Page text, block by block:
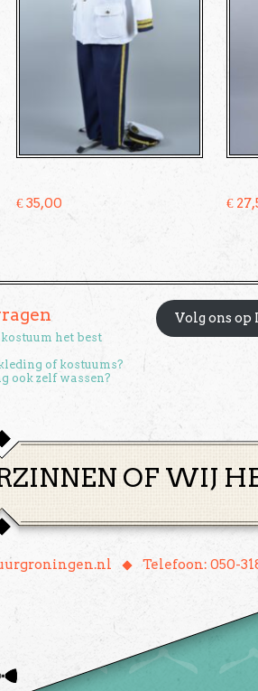
€35,00 €
het best
of kostuums?
ook zelf wassen?
Volg ons op
OF WIJ
♦Telefoon: 050-